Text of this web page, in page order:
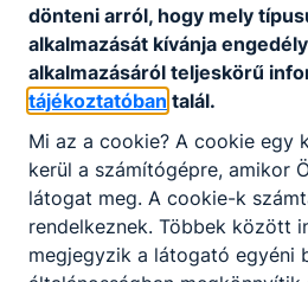
A 12. B. osztály az egybefüggő
gyakorlat során ellátogatott az
Mocsár Természetvédelmi
néven Igrice-rét).
2026. jún. 25.
dönteni arról, hogy mely
alkalmazását kívánja
alkalmazásáról teljeskörű
tájékoztatóban talál.
Mi az a cookie? A cookie egy
kerül a számítógépre, amikor
látogat meg. A cookie-k
rendelkeznek. Többek között
megjegyzik a látogató egyéni